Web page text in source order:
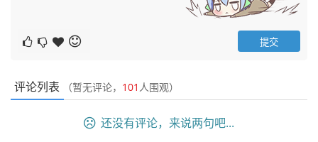
评论列表 （暂无评论， 101 人围观）
还没有评论，来说两句吧...